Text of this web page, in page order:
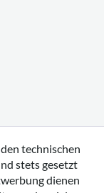
technischen
stets gesetzt
dienen